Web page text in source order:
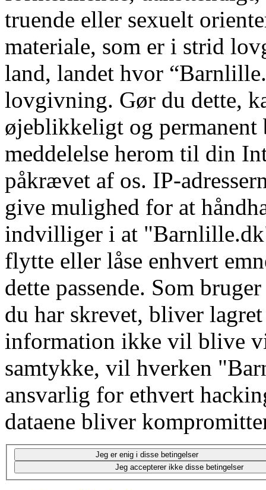
truende eller sexuelt
materiale, som er i strid
land, landet hvor
lovgivning. Gør du dette,
øjeblikkeligt og
meddelelse herom til din
påkrævet af os. IP-
give mulighed for at
indvilliger i at
flytte eller låse enhvert
dette passende. Som
du har skrevet, bliver
information ikke vil blive
samtykke, vil hverken
ansvarlig for ethvert
dataene bliver